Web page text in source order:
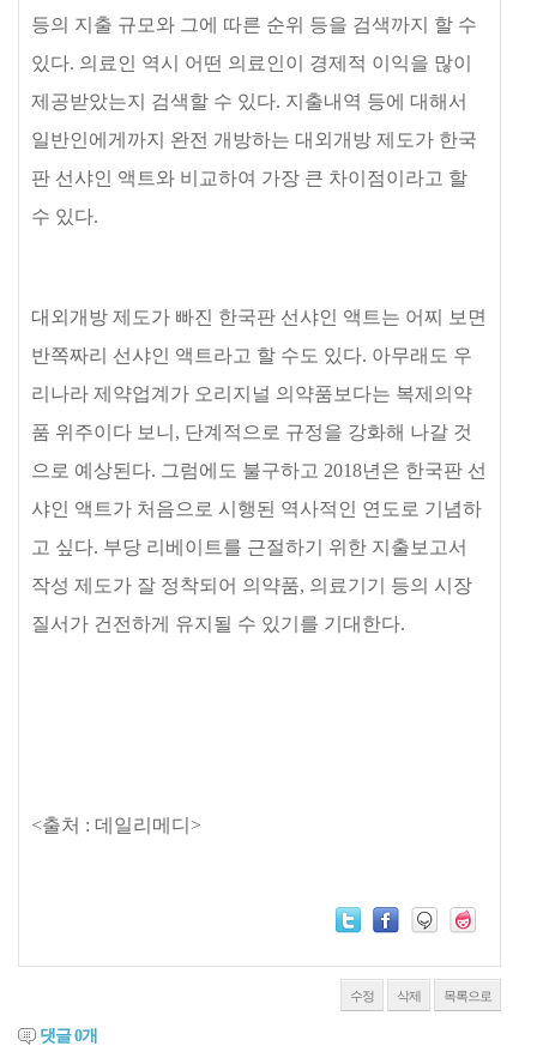
등의 지출 규모와 그에 따른 순위 등을 검색까지 할 수
있다. 의료인 역시 어떤 의료인이 경제적 이익을 많이
제공받았는지 검색할 수 있다. 지출내역 등에 대해서
일반인에게까지 완전 개방하는 대외개방 제도가 한국
판 선샤인 액트와 비교하여 가장 큰 차이점이라고 할
수 있다.
대외개방 제도가 빠진 한국판 선샤인 액트는 어찌 보면
반쪽짜리 선샤인 액트라고 할 수도 있다. 아무래도 우
리나라 제약업계가 오리지널 의약품보다는 복제의약
품 위주이다 보니 , 단계적으로 규정을 강화해 나갈 것
으로 예상된다. 그럼에도 불구하고 2018년은 한국판 선
샤인 액트가 처음으로 시행된 역사적인 연도로 기념하
고 싶다. 부당 리베이트를 근절하기 위한 지출보고서
작성 제도가 잘 정착되어 의약품, 의료기기 등의 시장
질서가 건전하게 유지될 수 있기를 기대한다.
<출처 : 데일리메디>
수정 삭제 목록으로
댓글0개